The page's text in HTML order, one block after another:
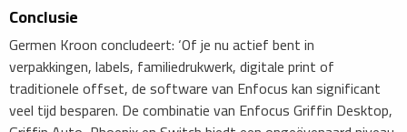
Conclusie
Germen Kroon concludeert: ‘Of je nu actief bent in
verpakkingen, labels, familiedrukwerk, digitale print of
traditionele offset, de software van Enfocus kan significant
veel tijd besparen. De combinatie van Enfocus Griffin Desktop,